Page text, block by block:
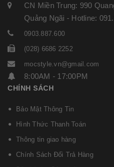
CN Miền Trung: 990
Quảng Ngãi - Hotline:
0903.887.600
(028) 6686 2252
mocstyle.vn@gmail.com
8:00AM - 17:00PM
CHÍNH SÁCH
Bảo Mật Thông Tin
Hình Thức Thanh Toán
Thông tin giao hàng
Chính Sách Đổi Trả Hàng